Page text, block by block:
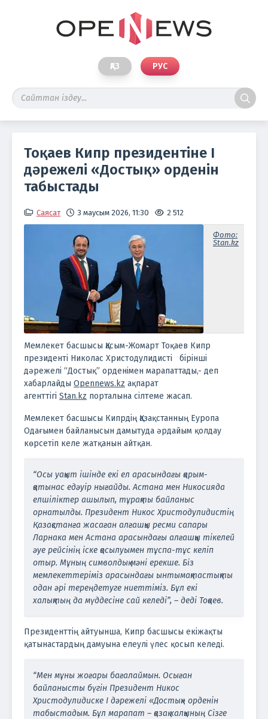
ҚАЗ РУС
Тоқаев Кипр президентіне І
дәрежелі «Достық» орденін
табыстады
Саясат 3 маусым 2026, 11:30 2 512
Фото:
Stan.kz
Мемлекет басшысы Қасым-Жомарт Тоқаев Кипр
президенті Николас Христодулидисті бірінші
дәрежелі “Достық” орденімен марапаттады,- деп
хабарлайды Оpennews.kz ақпарат
агенттігі Stan.kz порталына сілтеме жасап.
Мемлекет басшысы Кипрдің Қазақстанның Еуропа
Одағымен байланысын дамытуда әрдайым қолдау
көрсетіп келе жатқанын айтқан.
“Осы уақыт ішінде екі ел арасындағы қарым-
қатынас едәуір нығайды. Астана мен Никосияда
елшіліктер ашылып, тұрақты байланыс
орнатылды. Президент Никос Христодулидистің
Қазақстанға жасаған алғашқы ресми сапары
Ларнака мен Астана арасындағы алғашқы тікелей
әуе рейсінің іске қосылуымен тұспа-тұс келіп
отыр. Мұның символдық мәні ерекше. Біз
мемлекеттеріміз арасындағы ынтымақтастықты
одан әрі тереңдетуге ниеттіміз. Бұл екі
халықтың да мүддесіне сай келеді”, – деді Тоқаев.
Президенттің айтуынша, Кипр басшысы екіжақты
қатынастардың дамуына елеулі үлес қосып келеді.
“Мен мұны жоғары бағалаймын. Осыған
байланысты бүгін Президент Никос
Христодулидиске І дәрежелі «Достық» орденін
табыстадым. Бұл марапат – қазақ халқының Сізге